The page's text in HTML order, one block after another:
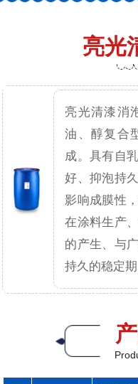
亮光
亮光清漆消
油、醇复合
成。具有自
好、抑泡持
影响成膜性
在涂料生产
的产生、与
持久的稳定